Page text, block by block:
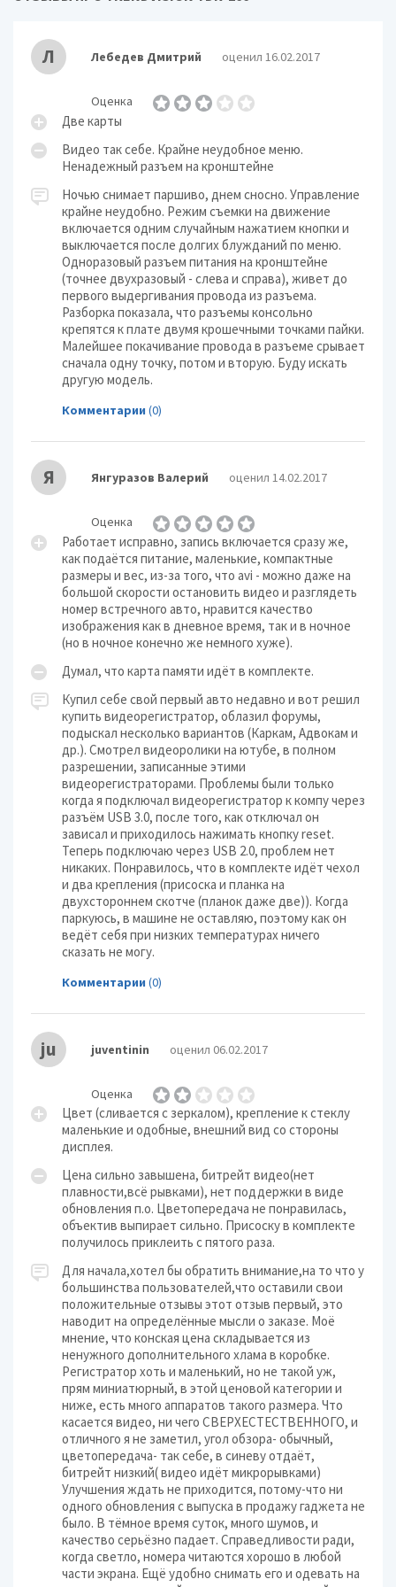
Л Лебедев Дмитрий оценил 16.02.2017
Оценка
Две карты
Видео так себе. Крайне неудобное меню.
Ненадежный разъем на кронштейне
Ночью снимает паршиво, днем сносно. Управление
крайне неудобно. Режим съемки на движение
включается одним случайным нажатием кнопки и
выключается после долгих блужданий по меню.
Одноразовый разъем питания на кронштейне
(точнее двухразовый - слева и справа), живет до
первого выдергивания провода из разъема.
Разборка показала, что разъемы консольно
крепятся к плате двумя крошечными точками пайки.
Малейшее покачивание провода в разъеме срывает
сначала одну точку, потом и вторую. Буду искать
другую модель.
Комментарии (0)
Я Янгуразов Валерий оценил 14.02.2017
Оценка
Работает исправно, запись включается сразу же,
как подаётся питание, маленькие, компактные
размеры и вес, из-за того, что avi - можно даже на
большой скорости остановить видео и разглядеть
номер встречного авто, нравится качество
изображения как в дневное время, так и в ночное
(но в ночное конечно же немного хуже).
Думал, что карта памяти идёт в комплекте.
Купил себе свой первый авто недавно и вот решил
купить видеорегистратор, облазил форумы,
подыскал несколько вариантов (Каркам, Адвокам и
др.). Смотрел видеоролики на ютубе, в полном
разрешении, записанные этими
видеорегистраторами. Проблемы были только
когда я подключал видеорегистратор к компу через
разъём USB 3.0, после того, как отключал он
зависал и приходилось нажимать кнопку reset.
Теперь подключаю через USB 2.0, проблем нет
никаких. Понравилось, что в комплекте идёт чехол
и два крепления (присоска и планка на
двухстороннем скотче (планок даже две)). Когда
паркуюсь, в машине не оставляю, поэтому как он
ведёт себя при низких температурах ничего
сказать не могу.
Комментарии (0)
ju juventinin оценил 06.02.2017
Оценка
Цвет (сливается с зеркалом), крепление к стеклу
маленькие и одобные, внешний вид со стороны
дисплея.
Цена сильно завышена, битрейт видео(нет
плавности,всё рывками), нет поддержки в виде
обновления п.о. Цветопередача не понравилась,
объектив выпирает сильно. Присоску в комплекте
получилось приклеить с пятого раза.
Для начала,хотел бы обратить внимание,на то что у
большинства пользователей,что оставили свои
положительные отзывы этот отзыв первый, это
наводит на определённые мысли о заказе. Моё
мнение, что конская цена складывается из
ненужного дополнительного хлама в коробке.
Регистратор хоть и маленький, но не такой уж,
прям миниатюрный, в этой ценовой категории и
ниже, есть много аппаратов такого размера. Что
касается видео, ни чего СВЕРХЕСТЕСТВЕННОГО, и
отличного я не заметил, угол обзора- обычный,
цветопередача- так себе, в синеву отдаёт,
битрейт низкий( видео идёт микрорывками)
Улучшения ждать не приходится, потому-что ни
одного обновления с выпуска в продажу гаджета не
было. В тёмное время суток, много шумов, и
качество серьёзно падает. Справедливости ради,
когда светло, номера читаются хорошо в любой
части экрана. Ещё удобно снимать его и одевать на